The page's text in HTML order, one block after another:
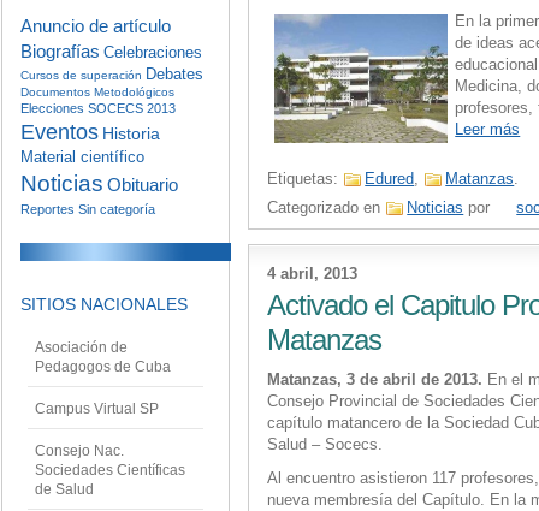
En la
de ideas
Medicina,
Leer más
Etiquetas: Edured, Matanzas.
Categorizado en
Noticias por
4 abril, 2013
Activado el Capitulo
Matanzas
Matanzas, 3 de abril de 2013. En el
Consejo Provincial de Sociedades
capítulo matancero de la Sociedad
Salud – Socecs.
Al encuentro asistieron 117
nueva membresía del Capítulo. En la
Anuncio de artículo
Biografías Celebraciones
Cursos de superación Debates
Documentos Metodológicos
Elecciones SOCECS 2013
Eventos Historia
Material científico
Noticias Obituario
Reportes Sin categoría
SITIOS NACIONALES
Asociación de
Pedagogos de Cuba
Campus Virtual SP
Consejo Nac.
Sociedades Científicas
de Salud